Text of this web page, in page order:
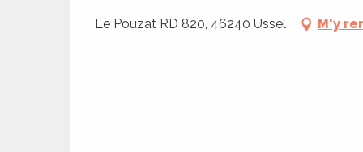
Le Pouzat RD 820, 46240 Ussel M'y